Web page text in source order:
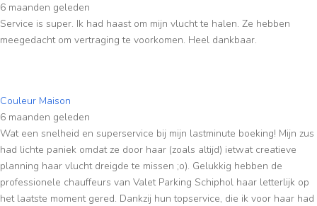
6 maanden geleden
Service is super. Ik had haast om mijn vlucht te halen. Ze hebben
meegedacht om vertraging te voorkomen. Heel dankbaar.
Couleur Maison
6 maanden geleden
Wat een snelheid en superservice bij mijn lastminute boeking! Mijn zus
had lichte paniek omdat ze door haar (zoals altijd) ietwat creatieve
planning haar vlucht dreigde te missen ;o). Gelukkig hebben de
professionele chauffeurs van Valet Parking Schiphol haar letterlijk op
het laatste moment gered. Dankzij hun topservice, die ik voor haar had